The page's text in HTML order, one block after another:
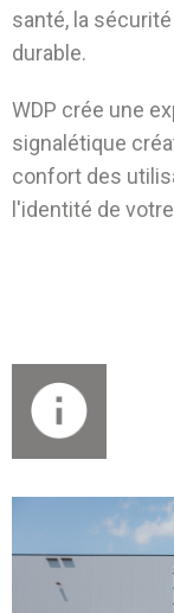
santé, la
durable.
WDP crée une
signalétique
confort des
l'identité de